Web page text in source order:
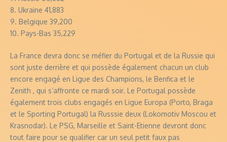
8. Ukraine 41,883
9. Belgique 39,200
10. Pays-Bas 35,229
La France devra donc se méfier du Portugal et de la Russie qui
sont juste derrière et qui possède également chacun un club
encore engagé en Ligue des Champions, le Benfica et le
Zenith , qui s’affronte ce mardi soir. Le Portugal possède
également trois clubs engagés en Ligue Europa (Porto, Braga
et le Sporting Portugal) la Russsie deux (Lokomotiv Moscou et
Krasnodar). Le PSG, Marseille et Saint-Etienne devront donc
tout faire pour se qualifier car un seul petit faux pas